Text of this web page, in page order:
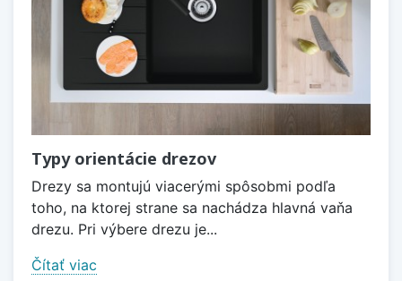
Typy orientácie drezov
Drezy sa montujú viacerými spôsobmi podľa
toho, na ktorej strane sa nachádza hlavná vaňa
drezu. Pri výbere drezu je...
Čítať viac